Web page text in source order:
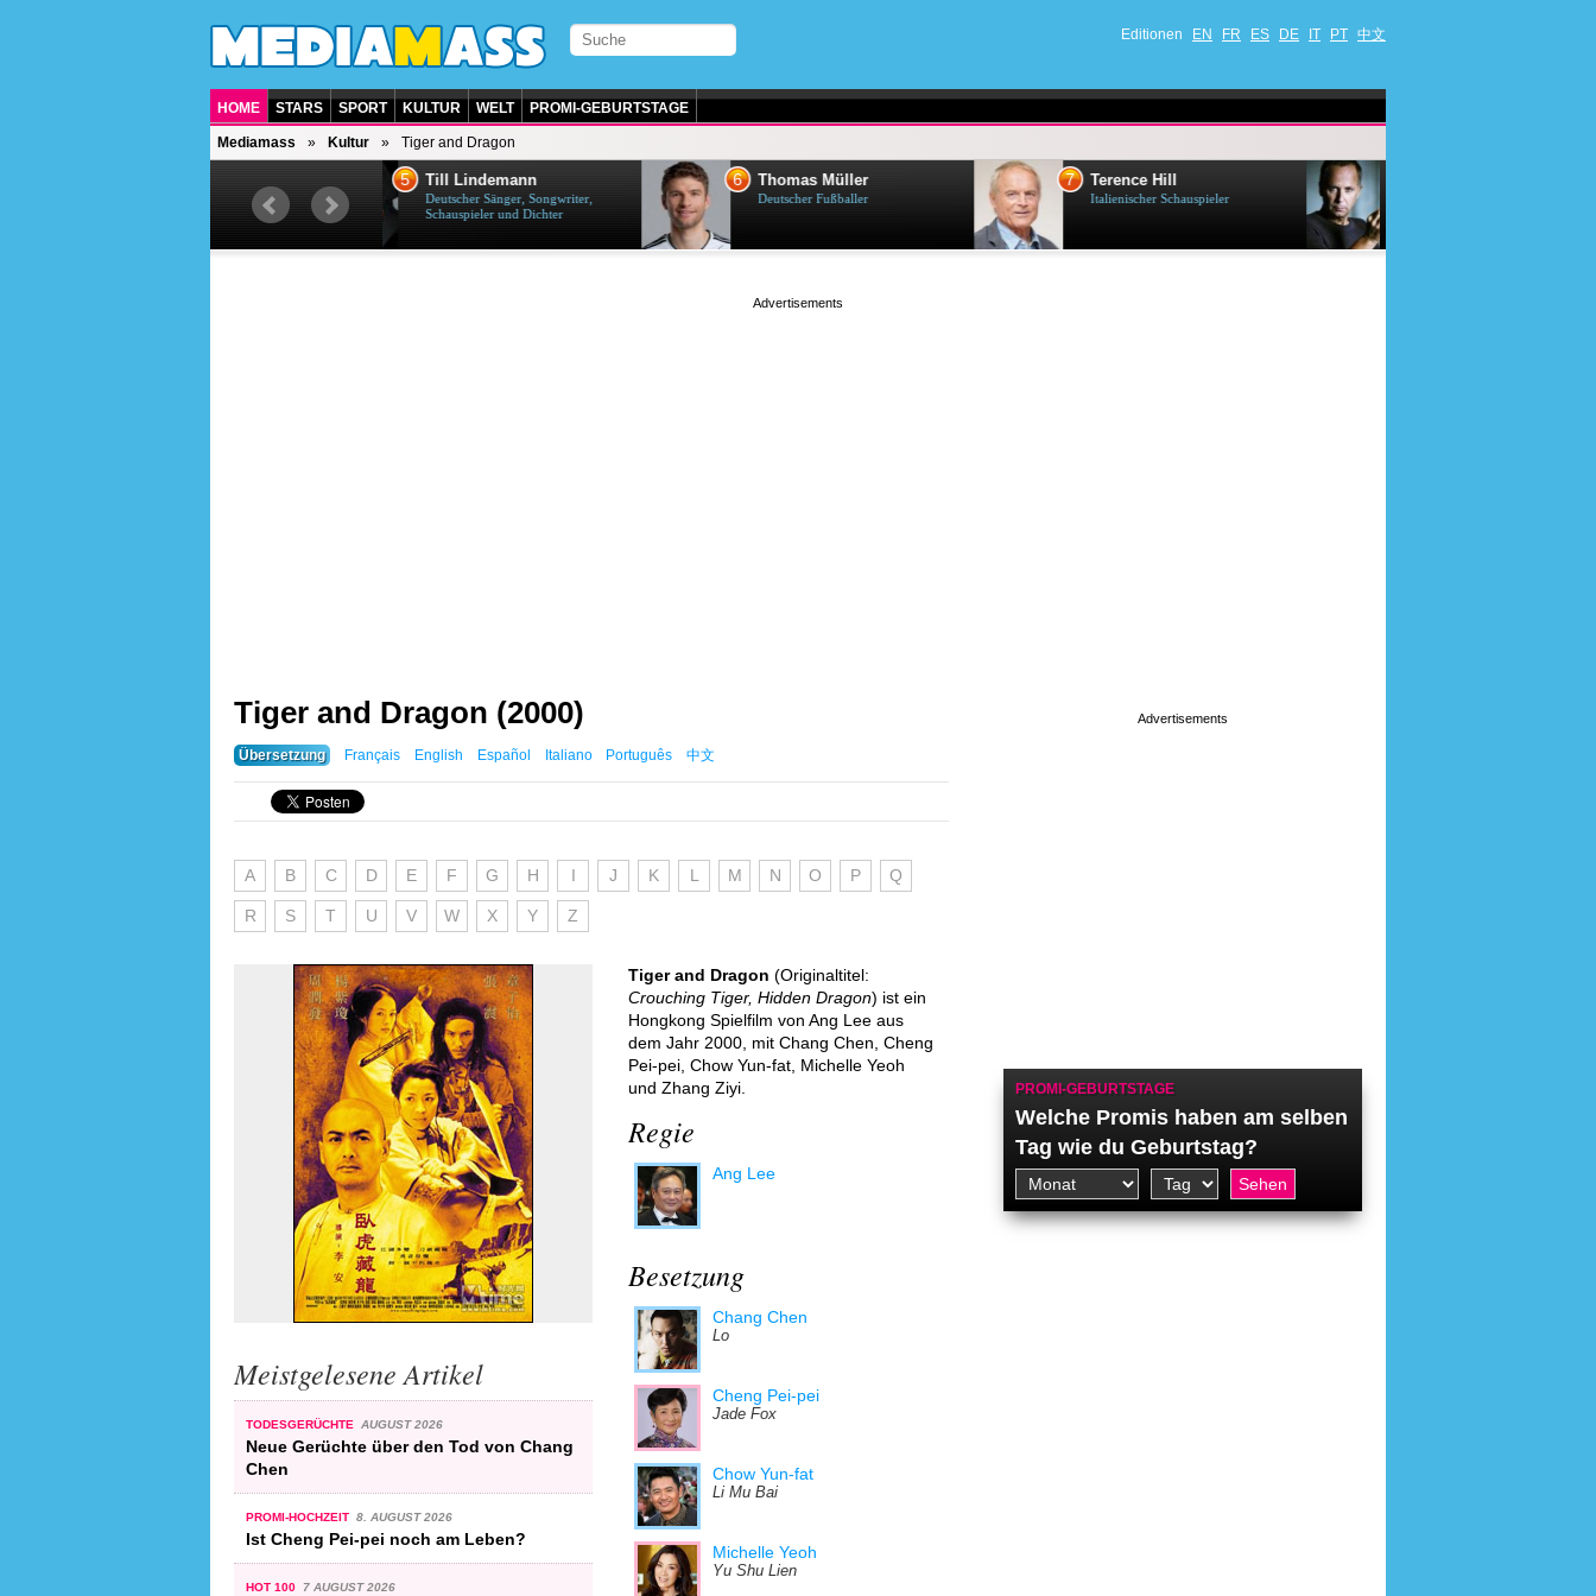
Editionen EN FR ES DE IT PT 中文
HOME STARS SPORT KULTUR WELT PROMI-GEBURTSTAGE
Mediamass Kultur Tiger and Dragon
Deutscher Sänger, Songwriter,
Schauspieler und Dichter
6 Thomas Müller
Deutscher Fußballer
7 Terence Hill
Italienischer Schauspieler
8 Fabrice Luchini
Französischer Schauspieler
Tiger and Dragon (2000)
Übersetzung Français English Español Italiano Português 中文
A B C D E F G H I J K L M N O P Q
R S T U V W X Y Z
Meistgelesene Artikel
TODESGERÜCHTE AUGUST 2026
Neue Gerüchte über den Tod von Chang
Chen
PROMI-HOCHZEIT 8. AUGUST 2026
Ist Cheng Pei-pei noch am Leben?
HOT 100 7 AUGUST 2026
Tiger and Dragon (Originaltitel:
Crouching Tiger, Hidden Dragon) ist ein
Hongkong Spielfilm von Ang Lee aus
dem Jahr 2000, mit Chang Chen, Cheng
Pei-pei, Chow Yun-fat, Michelle Yeoh
und Zhang Ziyi.
Regie
Ang Lee
Besetzung
Chang Chen
Lo
Cheng Pei-pei
Jade Fox
Chow Yun-fat
Li Mu Bai
Michelle Yeoh
Yu Shu Lien
PROMI-GEBURTSTAGE
Welche Promis haben am selben
Tag wie du Geburtstag?